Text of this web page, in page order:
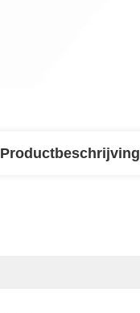
Productbeschrijving